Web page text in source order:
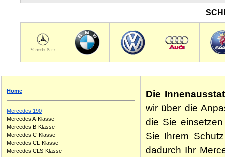
Home
Mercedes 190
Mercedes A-Klasse
Mercedes B-Klasse
Mercedes C-Klasse
Mercedes CL-Klasse
Mercedes CLS-Klasse
Die
wir über die
die Sie
Sie Ihrem
dadurch Ihr